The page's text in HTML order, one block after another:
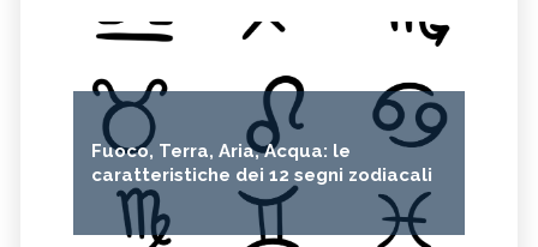
Fuoco, Terra, Aria, Acqua: le
caratteristiche dei 12 segni zodiacali